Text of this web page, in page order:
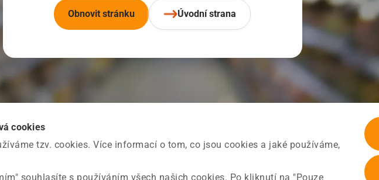
cookies
tzv. cookies. Více informací o tom, co jsou cookies a jaké používáme,
souhlasíte s používáním všech našich cookies. Po kliknutí na "Pouze
Obnovit stránku Úvodní strana